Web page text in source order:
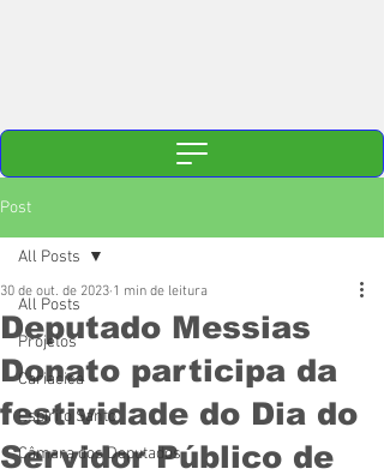
Post
All Posts
Projetos
Cariacica
Espírito Santo
Câmara dos Deputados
All Posts
Deputado Messias
Donato participa da
festividade do Dia do
Servidor Público de
30 de out. de 2023 1 min de leitura